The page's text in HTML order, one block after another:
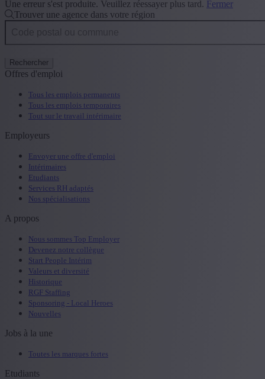
Une erreur s'est produite. Veuillez réessayer plus tard. Fermer
Trouver une agence dans votre région
Rechercher
Offres d'emploi
Tous les emplois permanents
Tous les emplois temporaires
Tout sur le travail intérimaire
Employeurs
Envoyer une offre d'emploi
Intérimaires
Etudiants
Services RH adaptés
Nos spécialisations
A propos
Nous sommes Top Employer
Devenez notre collègue
Start People Intérim
Valeurs et diversité
Historique
RGF Staffing
Sponsoring - Local Heroes
Nouvelles
Jobs à la une
Toutes les marques fortes
Etudiants